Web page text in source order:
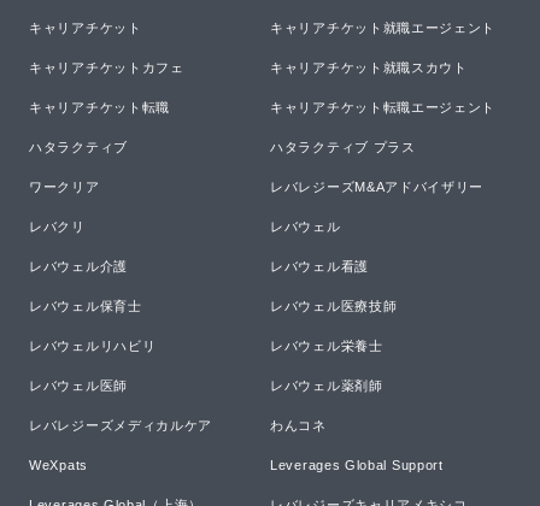
キャリアチケット キャリアチケット就職エージェント
キャリアチケットカフェ キャリアチケット就職スカウト
キャリアチケット転職 キャリアチケット転職エージェント
ハタラクティブ ハタラクティブ プラス
ワークリア レバレジーズM&Aアドバイザリー
レバクリ レバウェル
レバウェル介護 レバウェル看護
レバウェル保育士 レバウェル医療技師
レバウェルリハビリ レバウェル栄養士
レバウェル医師 レバウェル薬剤師
レバレジーズメディカルケア わんコネ
WeXpats Leverages Global Support